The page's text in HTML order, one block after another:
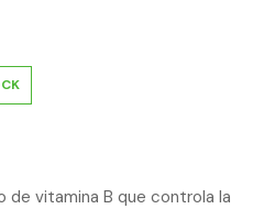
de vitamina B que controla la